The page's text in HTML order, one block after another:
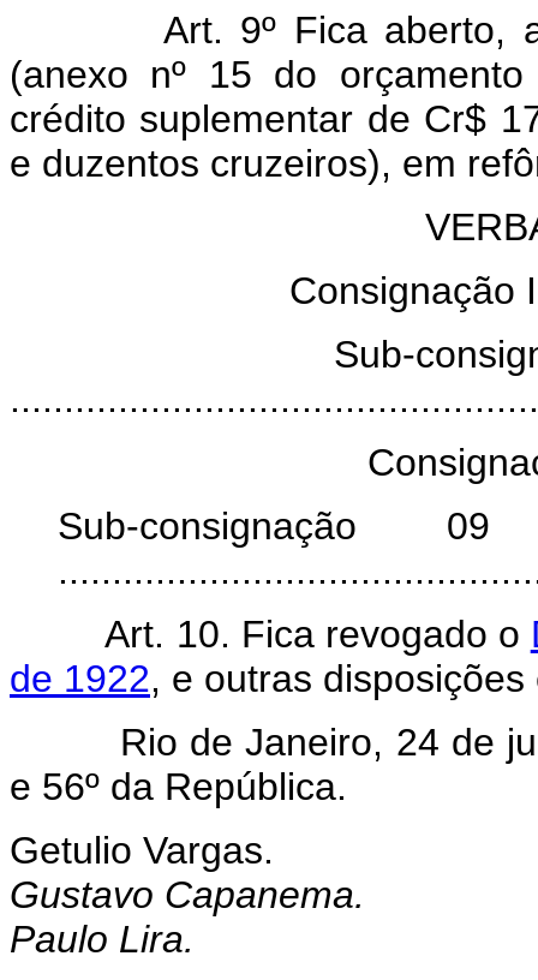
Art. 9º Fica aberto,
(anexo nº 15 do
crédito suplementar de Cr$
e duzentos cruzeiros), em
Consignação I
Sub-consignação
Sub-consignação
Art. 10. Fica revogado o
de 1922, e outras
Rio de Janeiro, 24 de
e 56º da República.
Getulio Vargas.
Gustavo Capanema.
Paulo Lira.